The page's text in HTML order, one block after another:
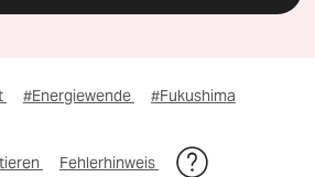
#Energiewende #Fukushima
Fehlerhinweis